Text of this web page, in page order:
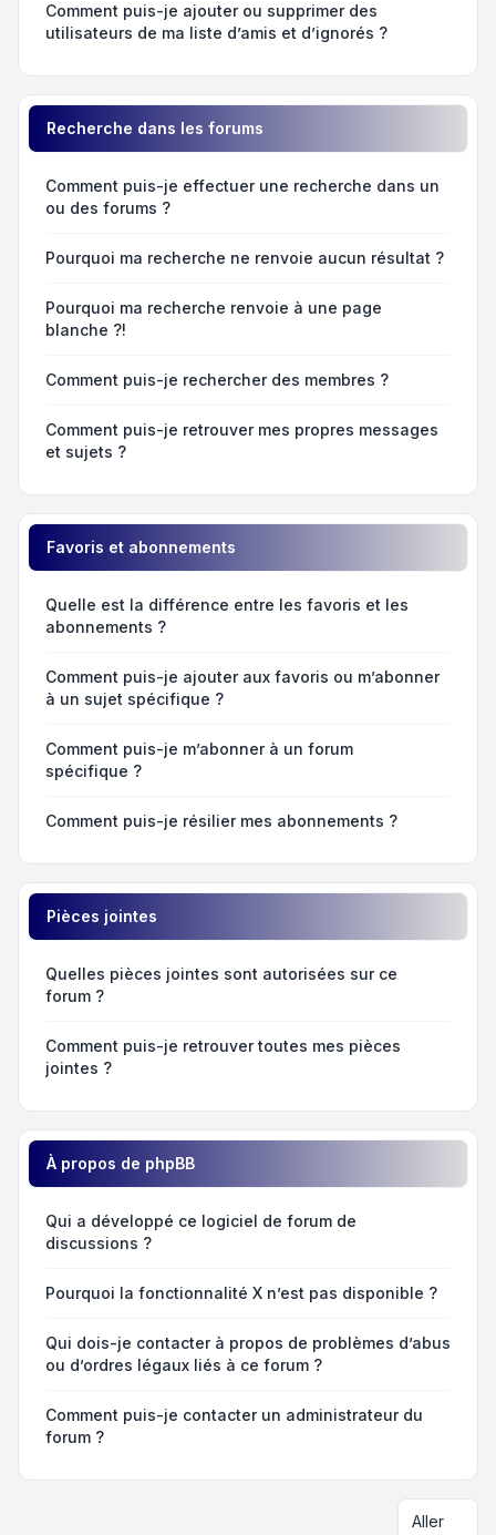
Comment puis-je ajouter ou supprimer des
utilisateurs de ma liste d’amis et d’ignorés ?
Recherche dans les forums
Comment puis-je effectuer une recherche dans un
ou des forums ?
Pourquoi ma recherche ne renvoie aucun résultat ?
Pourquoi ma recherche renvoie à une page
blanche ?!
Comment puis-je rechercher des membres ?
Comment puis-je retrouver mes propres messages
et sujets ?
Favoris et abonnements
Quelle est la différence entre les favoris et les
abonnements ?
Comment puis-je ajouter aux favoris ou m’abonner
à un sujet spécifique ?
Comment puis-je m’abonner à un forum
spécifique ?
Comment puis-je résilier mes abonnements ?
Pièces jointes
Quelles pièces jointes sont autorisées sur ce
forum ?
Comment puis-je retrouver toutes mes pièces
jointes ?
À propos de phpBB
Qui a développé ce logiciel de forum de
discussions ?
Pourquoi la fonctionnalité X n’est pas disponible ?
Qui dois-je contacter à propos de problèmes d’abus
ou d’ordres légaux liés à ce forum ?
Comment puis-je contacter un administrateur du
forum ?
Aller